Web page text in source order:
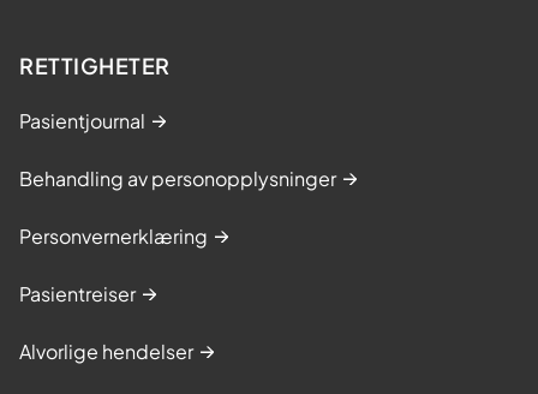
RETTIGHETER
Pasientjournal
Behandling av personopplysninger
Personvernerklæring
Pasientreiser
Alvorlige hendelser